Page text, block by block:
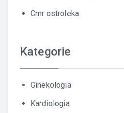
Cmr ostroleka
Kategorie
Ginekologia
Kardiologia